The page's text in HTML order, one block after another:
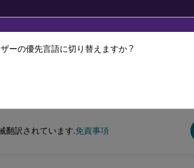
に機械翻訳されています。
翻訳されています.免責事項
ーの優先言語に切り替えますか ?